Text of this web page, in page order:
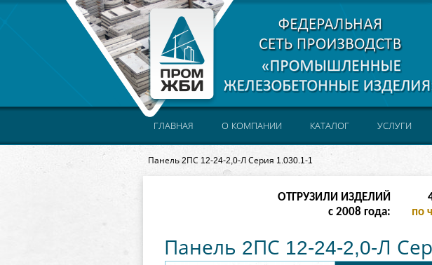
Панель 2ПС 12-24-2,0-Л Серия 1.030.1-1
ГЛАВНАЯ О КОМПАНИИ КАТАЛОГ УСЛУГИ
ОТГРУЗИЛИ ИЗДЕЛИЙ
с 2008 года:
по
Панель 2ПС 12-24-2,0-Л